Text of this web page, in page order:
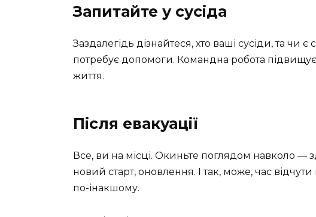
Запитайте у сусіда
Заздалегідь дізнайтеся, хто ваші сусіди, та чи є
потребує допомоги. Командна робота підвищує
життя.
Після евакуації
Все, ви на місці. Окиньте поглядом навколо —
новий старт, оновлення. І так, може, час
по-інакшому.